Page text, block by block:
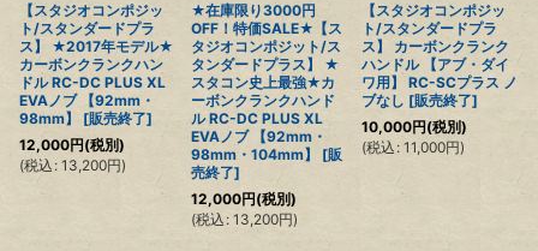
【スタジオコンポジッ
ト/スタンダードプラ
ス】 ★2017年モデル★
カーボンクランクハン
ドル RC-DC PLUS XL
EVAノブ 【92mm・
98mm】 [販売終了]
12,000円(税別)
(税込 : 13,200円)
★在庫限り3000円
OFF！特価SALE★【ス
タジオコンポジット/ス
タンダードプラス】 ★
スタコン史上最強★カ
ーボンクランクハンド
ル RC-DC PLUS XL
EVAノブ 【92mm・
98mm・104mm】 [販
売終了]
12,000円(税別)
(税込 : 13,200円)
【スタジオコンポジッ
ト/スタンダードプラ
ス】 カーボンクランク
ハンドル 【アブ・ダイ
ワ用】 RC-SCプラス ノ
ブなし [販売終了]
10,000円(税別)
(税込 : 11,000円)